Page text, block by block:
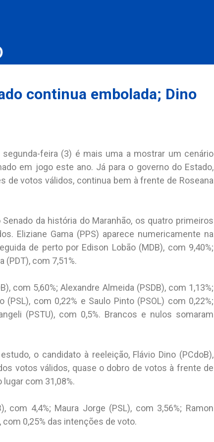
continua embolada; Dino
feira (3) é mais uma a mostrar um cenário
em jogo este ano. Já para o governo do Estado,
de votos válidos, continua bem à frente de Roseana
da história do Maranhão, os quatro primeiros
Eliziane Gama (PPS) aparece numericamente na
de perto por Edison Lobão (MDB), com 9,40%;
(PDT), com 7,51%.
com 5,60%; Alexandre Almeida (PSDB), com 1,13%;
(PSL), com 0,22% e Saulo Pinto (PSOL) com 0,22%;
(PSTU), com 0,5%. Brancos e nulos somaram
o candidato à reeleição, Flávio Dino (PCdoB),
votos válidos, quase o dobro de votos à frente de
com 31,08%.
com 4,4%; Maura Jorge (PSL), com 3,56%; Ramon
com 0,25% das intenções de voto.